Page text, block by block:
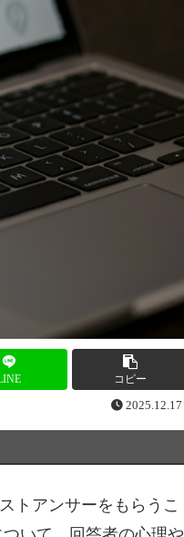
コピー
2025.12.17
トアンサーをもらうこ